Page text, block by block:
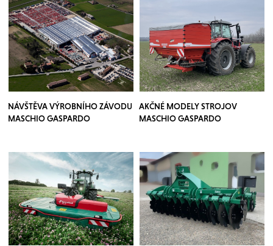
NÁVŠTĚVA VÝROBNÍHO ZÁVODU
MASCHIO GASPARDO
AKČNÉ MODELY STROJOV
MASCHIO GASPARDO